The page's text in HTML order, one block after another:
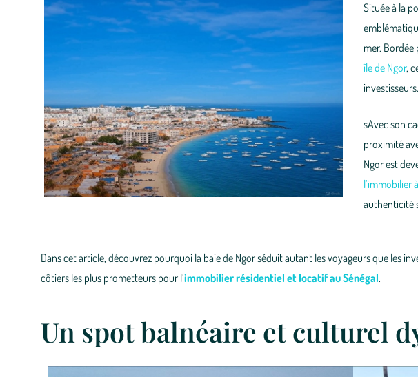
Située à la
mer. Bordée
île de Ngor,
investisseurs.
sAvec son
proximité
Ngor est
l’immobilier
authenticité
Dans cet article, découvrez pourquoi la baie de Ngor séduit autant les voyageurs que les
côtiers les plus prometteurs pour l’immobilier résidentiel et locatif au Sénégal.
Un spot balnéaire et culturel